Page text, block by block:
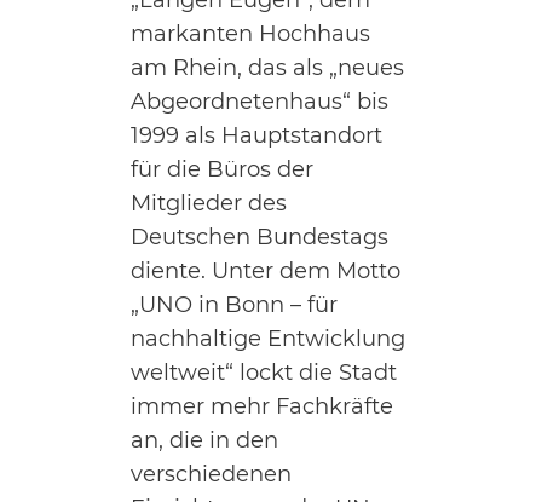
markanten Hochhaus
am Rhein, das als „neues
Abgeordnetenhaus“ bis
1999 als Hauptstandort
für die Büros der
Mitglieder des
Deutschen Bundestags
diente. Unter dem Motto
„UNO in Bonn – für
nachhaltige Entwicklung
weltweit“ lockt die Stadt
immer mehr Fachkräfte
an, die in den
verschiedenen